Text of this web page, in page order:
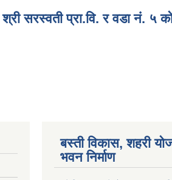
सरस्वती प्रा.वि. र वडा नं. ५
बस्ती विकास, शहरी
भवन निर्माण